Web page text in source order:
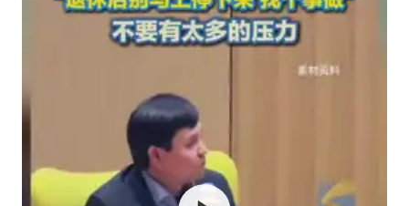
易烊千玺金鸡百花双料影帝
“老戏骨”秦焰去世